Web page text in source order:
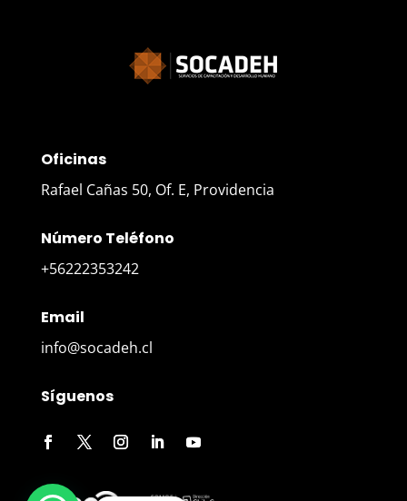
Oficinas
Rafael Cañas 50, Of. E, Providencia
Número Teléfono
+56222353242
Email
info@socadeh.cl
Síguenos